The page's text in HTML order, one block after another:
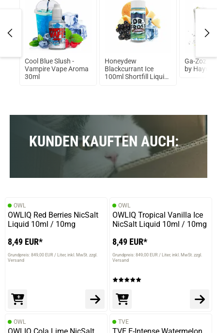
Cool Blue Slush -
Vampire Vape Aroma
30ml
Honeydew
Blackcurrant Ice
100ml Shortfill Liquid
Ga-Zoz
by
KUNDEN KAUFTEN AUCH:
OWL
OWLIQ Red Berries NicSalt
Liquid 10ml / 10mg
8,49 EUR*
Grundpreis: 849,00 EUR / Liter inkl. MwSt. zzgl.
Versand
OWL
OWLIQ Tropical Vanilla Ice
NicSalt Liquid 10ml / 10mg
8,49 EUR*
Grundpreis: 849,00 EUR / Liter inkl. MwSt. zzgl.
Versand
OWL TVE